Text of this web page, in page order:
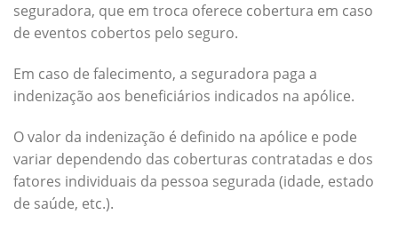
seguradora, que em troca oferece cobertura em caso
de eventos cobertos pelo seguro.
Em caso de falecimento, a seguradora paga a
indenização aos beneficiários indicados na apólice.
O valor da indenização é definido na apólice e pode
variar dependendo das coberturas contratadas e dos
fatores individuais da pessoa segurada (idade, estado
de saúde, etc.).